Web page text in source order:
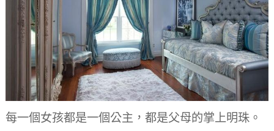
每一個女孩都是一個公主，都是父母的掌上明珠。